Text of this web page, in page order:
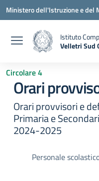
Vai ai contenuti
Vai al menu di navigazione
Vai al footer
Ministero dell'Istruzione e del
Istituto
Velletri Sud
Circolare 4
Orari
Orari provvisori e
Primaria e
2024-2025
Personale